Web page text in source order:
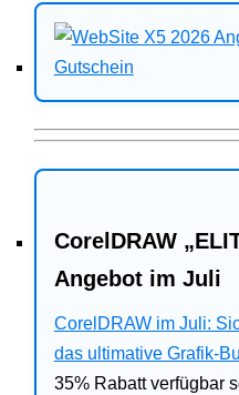
CorelDRAW
Angebot im Juli
CorelDRAW im Juli:
das ultimative Grafik-
35% Rabatt verfügbar